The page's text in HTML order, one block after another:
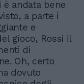
è andata bene
a parte i
e
gioco, Rossi il
di
Oh, certo
dovuto